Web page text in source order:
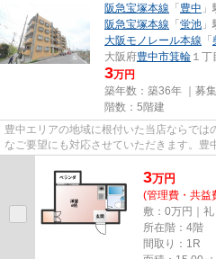
阪急宝塚本線 「 豊中
阪急宝塚本線 「 蛍池
大阪モノレール本線 「
大阪府豊中市箕輪 １丁
3万円
築年数：築36年 ｜募集
階数：5階建
豊中エリアの地域に根付いた当店ならでは
なご要望にも対応させていただきます。豊
3万円
(管理費・共益
敷：0万円｜礼
所在階：4階
間取り：1R